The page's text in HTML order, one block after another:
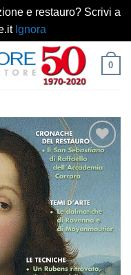
e restauro? Scrivi a
Ignora
0
Aggiungi
alla lista
dei
desideri